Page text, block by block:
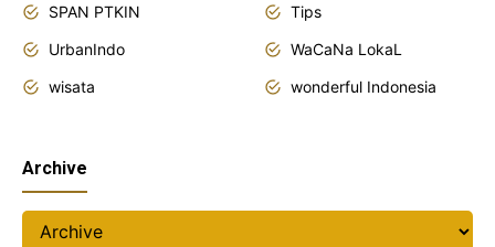
SPAN PTKIN
Tips
UrbanIndo
WaCaNa LokaL
wisata
wonderful Indonesia
Archive